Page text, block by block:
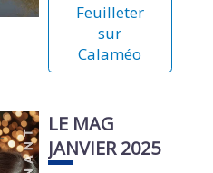
Feuilleter
sur
Calaméo
LE MAG
JANVIER 2025